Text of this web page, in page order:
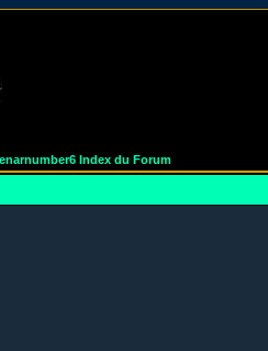
Index du Forum